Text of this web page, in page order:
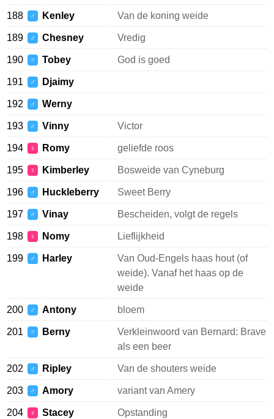
188 ♂ Kenley Van de koning weide
189 ♂ Chesney Vredig
190 ♂ Tobey God is goed
191 ♂ Djaimy
192 ♂ Werny
193 ♂ Vinny Victor
194 ♀ Romy geliefde roos
195 ♀ Kimberley Bosweide van Cyneburg
196 ♂ Huckleberry Sweet Berry
197 ♂ Vinay Bescheiden, volgt de regels
198 ♀ Nomy Lieflijkheid
199 ♂ Harley
Van Oud-Engels haas hout (of
weide). Vanaf het haas op de
weide
200 ♂ Antony bloem
201 ♂ Berny
Verkleinwoord van Bernard: Brave
als een beer
202 ♂ Ripley Van de shouters weide
203 ♂ Amory variant van Amery
204 ♀ Stacey Opstanding